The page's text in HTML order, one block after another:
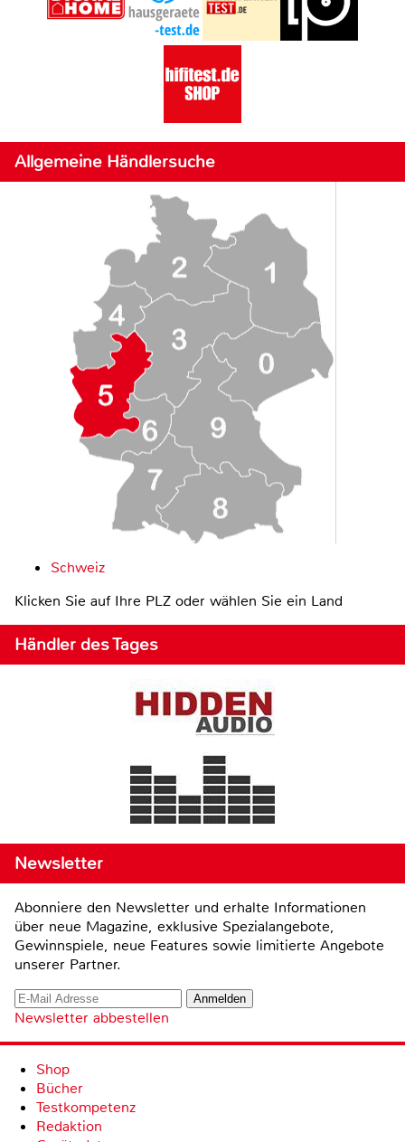
Allgemeine Händlersuche
Schweiz
Klicken Sie auf Ihre PLZ oder wählen Sie ein Land
Händler des Tages
Newsletter
Abonniere den Newsletter und erhalte Informationen
über neue Magazine, exklusive Spezialangebote,
Gewinnspiele, neue Features sowie limitierte Angebote
unserer Partner.
Newsletter abbestellen
Shop
Bücher
Testkompetenz
Redaktion